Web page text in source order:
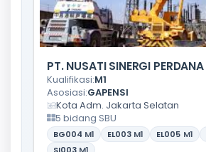
PT. NUSATI SINERGI PERDANA
Kualifikasi:M1
Asosiasi:GAPENSI
Kota Adm. Jakarta Selatan
5 bidang SBU
BG004 M1 EL003 M1 EL005 M1
SI003 M1